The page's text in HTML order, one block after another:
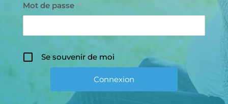
Mot de passe *
Se souvenir de moi